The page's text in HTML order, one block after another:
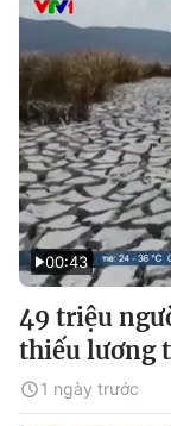
00:43
49 triệu
thiếu lương
1 ngày trước